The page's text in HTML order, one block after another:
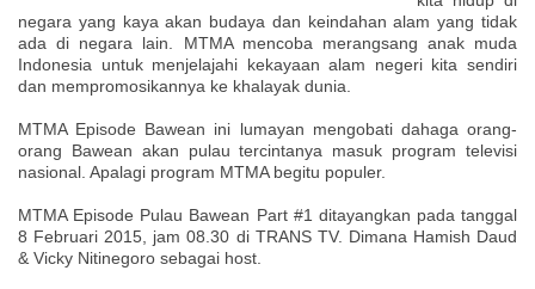
negara yang kaya akan budaya dan keindahan alam yang tidak
ada di negara lain. MTMA mencoba merangsang anak muda
Indonesia untuk menjelajahi kekayaan alam negeri kita sendiri
dan mempromosikannya ke khalayak dunia.
MTMA Episode Bawean ini lumayan mengobati dahaga orang-
orang Bawean akan pulau tercintanya masuk program televisi
nasional. Apalagi program MTMA begitu populer.
MTMA Episode Pulau Bawean Part #1 ditayangkan pada tanggal
8 Februari 2015, jam 08.30 di TRANS TV. Dimana Hamish Daud
& Vicky Nitinegoro sebagai host.